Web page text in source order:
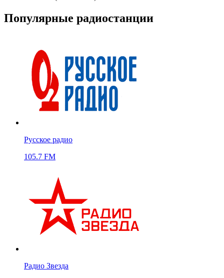
Популярные радиостанции
Русское радио
105.7 FM
Радио Звезда